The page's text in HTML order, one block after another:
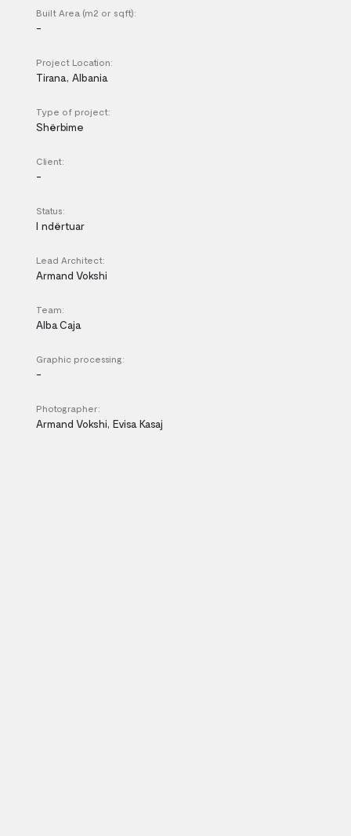
Built Area (m2 or sqft):
-
Project Location:
Tirana, Albania
Type of project:
Shërbime
Client:
-
Status:
I ndërtuar
Lead Architect:
Armand Vokshi
Team:
Alba Caja
Graphic processing:
-
Photographer:
Armand Vokshi, Evisa Kasaj